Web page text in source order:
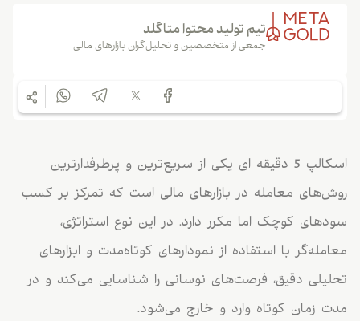
تیم تولید محتوا متاگلد
جمعی از متخصصین و تحلیل‌گران بازارهای مالی
اسکالپ 5 دقیقه ای یکی از سریع‌ترین و پرطرفدارترین
روش‌های معامله در بازارهای مالی است که تمرکز بر کسب
سودهای کوچک اما مکرر دارد. در این نوع استراتژی،
معامله‌گر با استفاده از نمودارهای کوتاه‌مدت و ابزارهای
تحلیلی دقیق، فرصت‌های نوسانی را شناسایی می‌کند و در
مدت زمان کوتاه وارد و خارج می‌شود.